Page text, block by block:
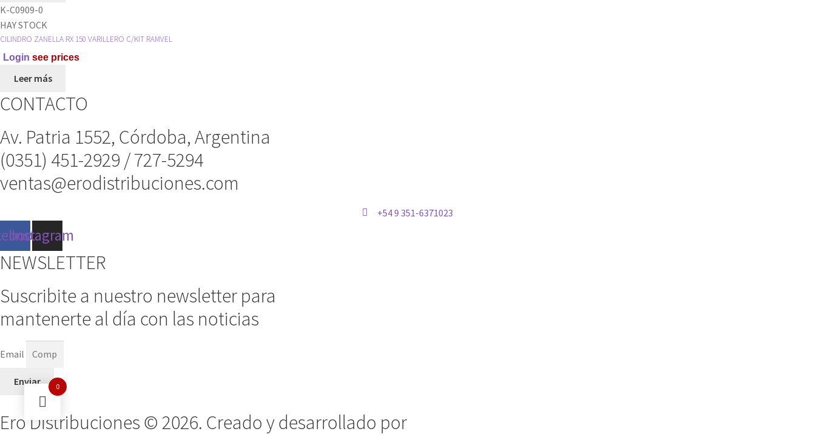
K-C0909-0
HAY STOCK
CILINDRO ZANELLA RX 150 VARILLERO C/KIT RAMVEL
Login see prices
Leer más
CONTACTO
Av. Patria 1552, Córdoba, Argentina
(0351) 451-2929 / 727-5294
ventas@erodistribuciones.com
+54 9 351-6371023
Instagram
NEWSLETTER
Suscribite a nuestro newsletter para
mantenerte al día con las noticias
Email
Enviar
Ero Distribuciones © 2026. Creado y desarrollado por
0